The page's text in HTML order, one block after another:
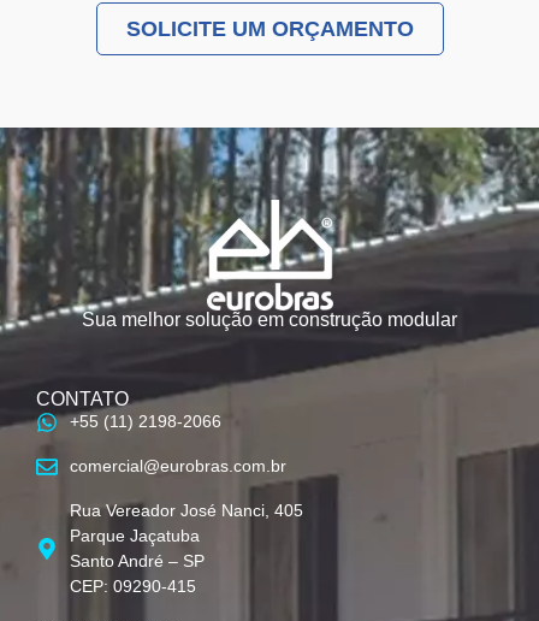
SOLICITE UM ORÇAMENTO
Sua melhor solução em construção modular
CONTATO
+55 (11) 2198-2066
comercial@eurobras.com.br
Rua Vereador José Nanci, 405
Parque Jaçatuba
Santo André – SP
CEP: 09290-415